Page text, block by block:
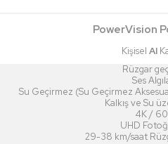
PowerVision
Kişisel AI
Rüzgar
Ses
Su Geçirmez (Su Geçirmez
Kalkış ve Su
4K /
UHD
29-38 km/saat